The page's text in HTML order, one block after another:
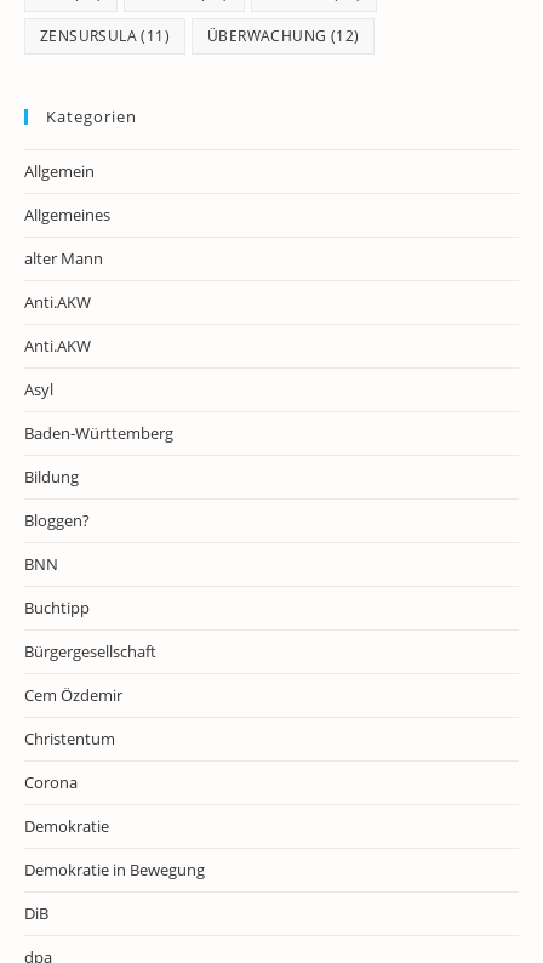
ZENSURSULA(11) ÜBERWACHUNG (12)
Kategorien
Allgemein
Allgemeines
alter Mann
Anti.AKW
Anti.AKW
Asyl
Baden-Württemberg
Bildung
Bloggen?
BNN
Buchtipp
Bürgergesellschaft
Cem Özdemir
Christentum
Corona
Demokratie
Demokratie in Bewegung
DiB
dpa